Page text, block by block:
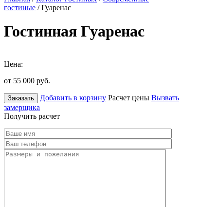
гостиные / Гуаренас
Гостинная Гуаренас
Цена:
от 55 000 руб.
Заказать Добавить в корзину Расчет цены Вызвать
замерщика
Получить расчет